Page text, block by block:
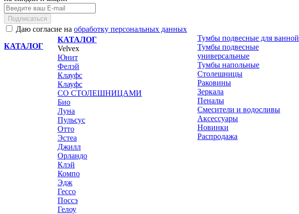
Подписаться
Даю согласие на обработку персональных данных
КАТАЛОГ
КАТАЛОГ
Velvex
Юнит
Фелэй
Клауфс
Клауфс
СО СТОЛЕШНИЦАМИ
Био
Луна
Пульсус
Отто
Эстеа
Джилл
Орландо
Клэй
Компо
Эдж
Гессо
Поссэ
Гелоу
Тумбы подвесные для ванной
Тумбы подвесные
универсальные
Тумбы напольные
Столешницы
Раковины
Зеркала
Пеналы
Смесители и водосливы
Аксессуары
Новинки
Распродажа